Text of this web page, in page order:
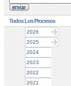
Todos Los Procesos
2026
2025
2024
2023
2022
2021